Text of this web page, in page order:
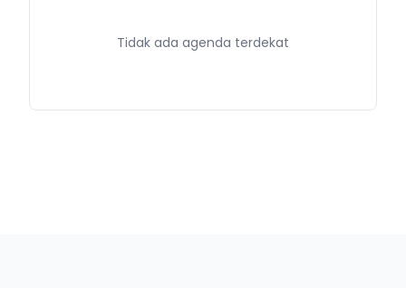
Tidak ada agenda terdekat